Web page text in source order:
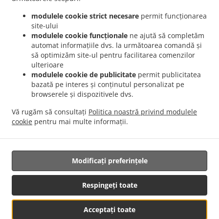
modulele cookie strict necesare permit funcționarea
site-ului
modulele cookie funcționale ne ajută să completăm
automat informațiile dvs. la următoarea comandă și
să optimizăm site-ul pentru facilitarea comenzilor
ulterioare
modulele cookie de publicitate permit publicitatea
bazată pe interes și conținutul personalizat pe
browserele și dispozitivele dvs.
Vă rugăm să consultați Politica noastră privind modulele
cookie pentru mai multe informații.
Acceptați toate
Respingeți toate
Modificați preferințele
Livrare mâncare Romanesc București Sector 5 .
Livrare mâncare Romanesc
București Sector 6
Livrare mâncare Romanesc București Fundeni
Livrare mâncare
Romanesc București . Livrare mâncare Romanesc Popești-Leordeni Sector 3 . Livrare
mâncare Romanesc Popești-Leordeni Sector 4
. Livrare mâncare Romanesc Popești-
.
Dobroești Sector 2
Livrare mâncare Romanesc Dobroești
Livrare mâncare
Romanesc Voluntari Pipera
Livrare mâncare Romanesc Voluntari Sector 2
mâncare Romanesc Jilava
Livrare mâncare Romanesc Bragadiru .